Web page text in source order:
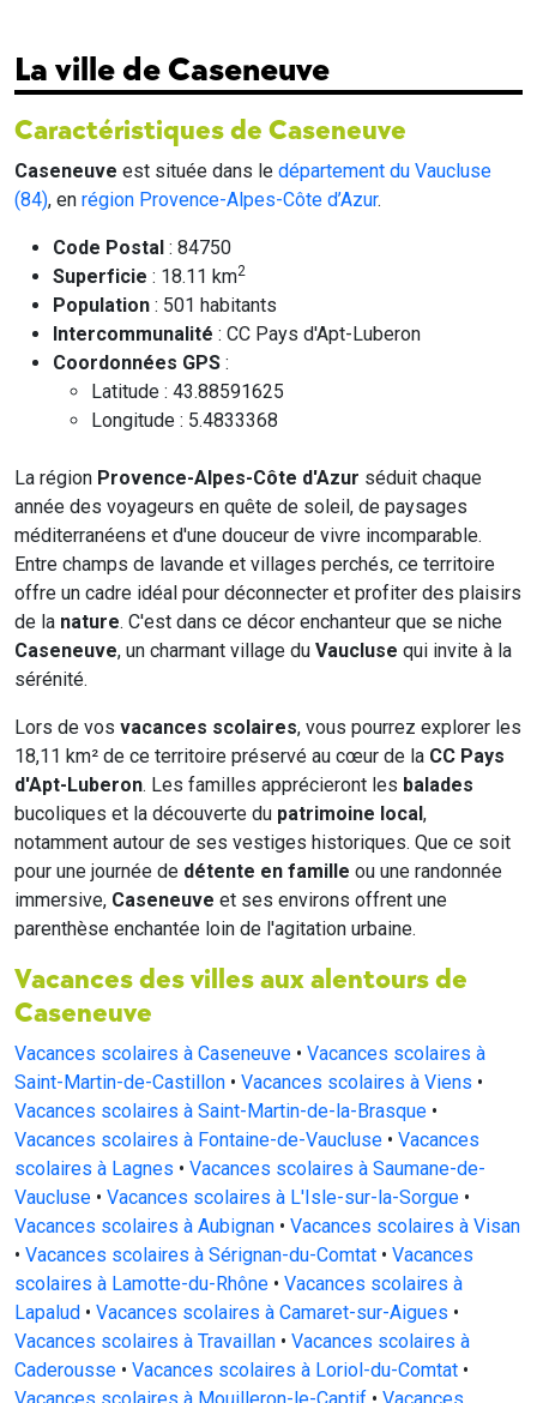
La ville de Caseneuve
Caractéristiques de Caseneuve
Caseneuve est située dans le département du Vaucluse
(84), en région Provence-Alpes-Côte d’Azur.
Code Postal : 84750
Superficie : 18.11 km2
Population : 501 habitants
Intercommunalité : CC Pays d'Apt-Luberon
Coordonnées GPS :
Latitude : 43.88591625
Longitude : 5.4833368
La région Provence-Alpes-Côte d'Azur séduit chaque
année des voyageurs en quête de soleil, de paysages
méditerranéens et d'une douceur de vivre incomparable.
Entre champs de lavande et villages perchés, ce territoire
offre un cadre idéal pour déconnecter et profiter des plaisirs
de la nature. C'est dans ce décor enchanteur que se niche
Caseneuve, un charmant village du Vaucluse qui invite à la
sérénité.
Lors de vos vacances scolaires, vous pourrez explorer les
18,11 km² de ce territoire préservé au cœur de la CC Pays
d'Apt-Luberon. Les familles apprécieront les balades
bucoliques et la découverte du patrimoine local,
notamment autour de ses vestiges historiques. Que ce soit
pour une journée de détente en famille ou une randonnée
immersive, Caseneuve et ses environs offrent une
parenthèse enchantée loin de l'agitation urbaine.
Vacances des villes aux alentours de
Caseneuve
Vacances scolaires à Caseneuve • Vacances scolaires à
Saint-Martin-de-Castillon • Vacances scolaires à Viens •
Vacances scolaires à Saint-Martin-de-la-Brasque •
Vacances scolaires à Fontaine-de-Vaucluse • Vacances
scolaires à Lagnes • Vacances scolaires à Saumane-de-
Vaucluse • Vacances scolaires à L'Isle-sur-la-Sorgue •
Vacances scolaires à Aubignan • Vacances scolaires à Visan
• Vacances scolaires à Sérignan-du-Comtat • Vacances
scolaires à Lamotte-du-Rhône • Vacances scolaires à
Lapalud • Vacances scolaires à Camaret-sur-Aigues •
Vacances scolaires à Travaillan • Vacances scolaires à
Caderousse • Vacances scolaires à Loriol-du-Comtat •